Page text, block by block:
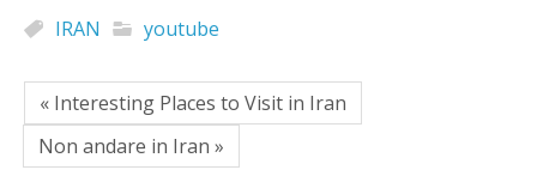
IRAN youtube
« Interesting Places to Visit in Iran
Non andare in Iran »